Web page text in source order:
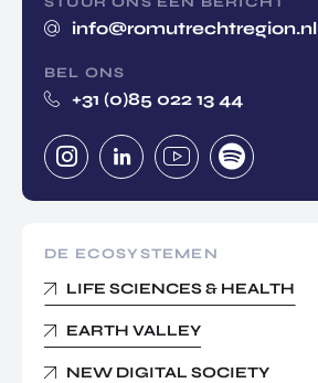
info@romutrechtregion.nl
BEL ONS
+31 (0)85 022 13 44
DE ECOSYSTEMEN
LIFE SCIENCES & HEALTH
EARTH VALLEY
NEW DIGITAL SOCIETY